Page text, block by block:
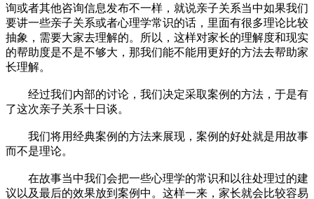
询或者其他咨询信息发布不一样，就说亲子关系当中如果我们
要讲一些亲子关系或者心理学常识的话，里面有很多理论比较
抽象，需要大家去理解的。所以，这样对家长的理解度和现实
的帮助度是不是不够大，那我们能不能用更好的方法去帮助家
长理解。
经过我们内部的讨论，我们决定采取案例的方法，于是有
了这次亲子关系十日谈。
我们将用经典案例的方法来展现，案例的好处就是用故事
而不是理论。
在故事当中我们会把一些心理学的常识和以往处理过的建
议以及最后的效果放到案例中。这样一来，家长就会比较容易